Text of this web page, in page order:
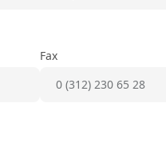
Fax
0 (312) 230 65 28